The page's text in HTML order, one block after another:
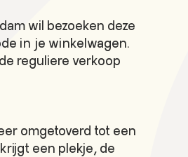
wil bezoeken deze
in je winkelwagen.
reguliere verkoop
omgetoverd tot een
een plekje, de